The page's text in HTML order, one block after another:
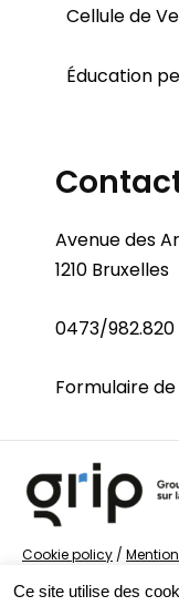
Cellule de
Éducation
Avenue des
1210 Bruxelles
0473/982.820
Formulaire
Cookie policy /
la Sécurité
Ce site utilise des